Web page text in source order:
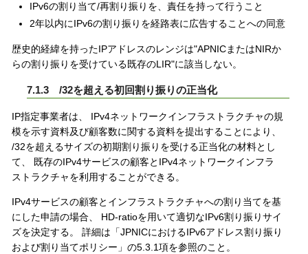
IPv6の割り当て/再割り振りを、責任を持って行うこと
2年以内にIPv6の割り振りを経路表に広告することへの同意
歴史的経緯を持ったIPアドレスのレンジは"APNICまたはNIRか
らの割り振りを受けている既存のLIR"に該当しない。
7.1.3 /32を超える初回割り振りの正当化
IP指定事業者は、 IPv4ネットワークインフラストラクチャの規
模を示す資料及び顧客数に関する資料を提出することにより、
/32を超えるサイズの初期割り振りを受ける正当化の材料とし
て、 既存のIPv4サービスの顧客とIPv4ネットワークインフラ
ストラクチャを利用することができる。
IPv4サービスの顧客とインフラストラクチャへの割り当てを基
にした申請の場合、 HD-ratioを用いて適切なIPv6割り振りサイ
ズを決定する。 詳細は「JPNICにおけるIPv6アドレス割り振り
および割り当てポリシー」の5.3.1項を参照のこと。